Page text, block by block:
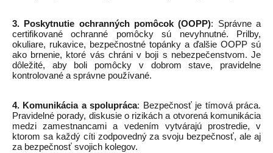
3. Poskytnutie ochranných pomôcok (OOPP): Správne a
certifikované ochranné pomôcky sú nevyhnutné. Prilby,
okuliare, rukavice, bezpečnostné topánky a ďalšie OOPP sú
ako brnenie, ktoré vás chráni v boji s nebezpečenstvom. Je
dôležité, aby boli pomôcky v dobrom stave, pravidelne
kontrolované a správne používané.
4. Komunikácia a spolupráca: Bezpečnosť je tímová práca.
Pravidelné porady, diskusie o rizikách a otvorená komunikácia
medzi zamestnancami a vedením vytvárajú prostredie, v
ktorom sa každý cíti zodpovedný za svoju bezpečnosť, ale aj
za bezpečnosť svojich kolegov.